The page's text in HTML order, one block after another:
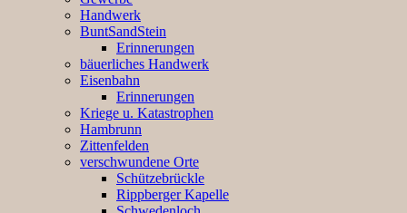
Handwerk
BuntSandStein
Erinnerungen
bäuerliches Handwerk
Eisenbahn
Erinnerungen
Kriege u. Katastrophen
Hambrunn
Zittenfelden
verschwundene Orte
Schützebrückle
Rippberger Kapelle